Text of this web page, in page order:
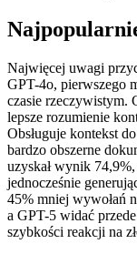
Najwięcej uwagi
GPT-4o, pierwszego
czasie rzeczywistym.
lepsze rozumienie
Obsługuje kontekst
bardzo obszerne
uzyskał wynik
jednocześnie
45% mniej wywołań
a GPT-5 widać
szybkości reakcji na